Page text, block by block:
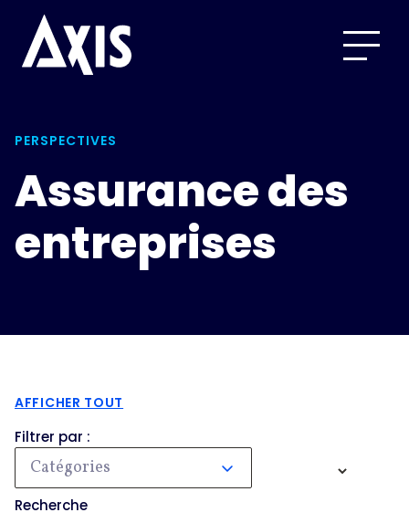
PERSPECTIVES
Assurance des
entreprises
AFFICHER TOUT
Filtrer par :
Catégories
Recherche